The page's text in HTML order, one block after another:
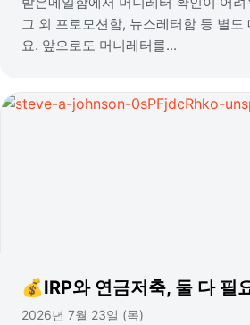
그 외 프로모션함, 뉴스레터함 등 별도
요. 앞으로도 머니레터를...
💰IRP와 연금저축, 둘 다 필
2026년 7월 23일 (목)